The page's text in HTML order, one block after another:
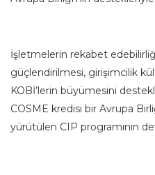
İşletmelerin rekabet
güçlendirilmesi, girişimcilik
KOBİ’lerin büyümesini
COSME kredisi bir Avrupa
yürütülen CIP programının